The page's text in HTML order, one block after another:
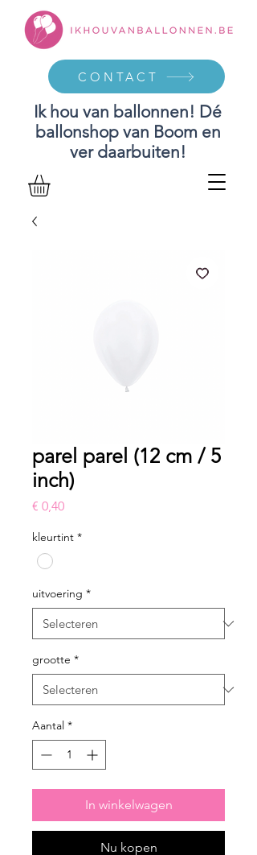
Ik hou van ballonnen! Dé
ballonshop van Boom en
ver daarbuiten!
CONTACT
parel parel (12 cm / 5
inch)
€ 0,40Prijs
kleurtint *
uitvoering *
grootte *
Aantal *
In winkelwagen
Nu kopen